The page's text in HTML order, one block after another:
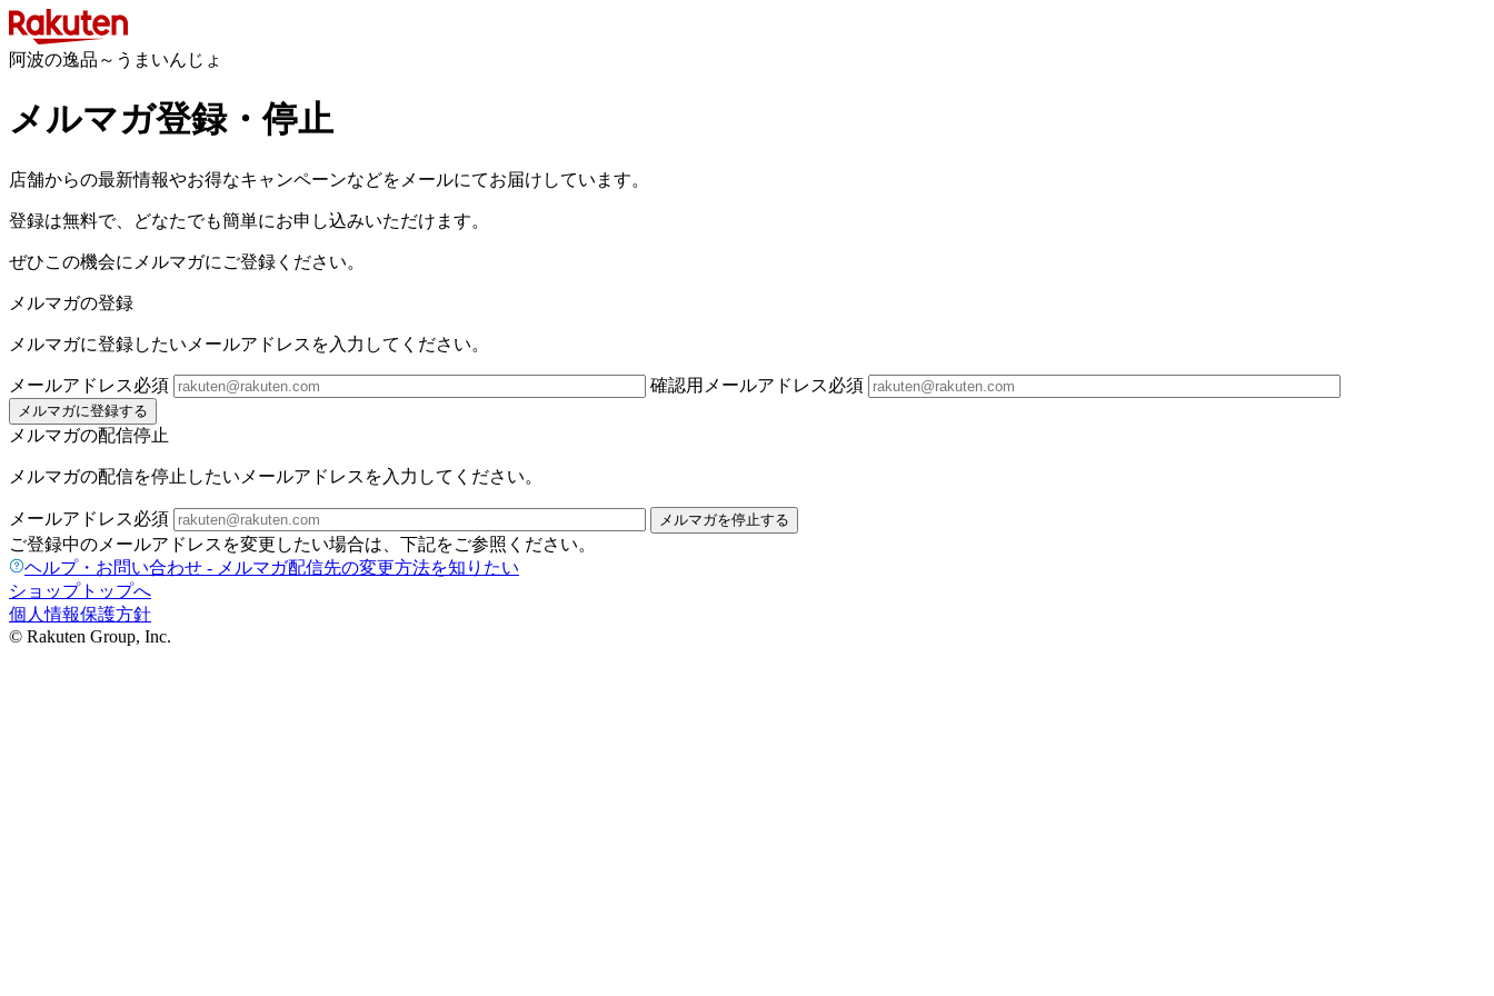
阿波の逸品～うまいんじょ
メルマガ登録・停止
店舗からの最新情報やお得なキャンペーンなどをメールにてお届けしています。
登録は無料で、どなたでも簡単にお申し込みいただけます。
ぜひこの機会にメルマガにご登録ください。
メルマガの登録
メルマガに登録したいメールアドレスを入力してください。
メールアドレス必須 確認用メールアドレス必須
メルマガに登録する
メルマガの配信停止
メルマガの配信を停止したいメールアドレスを入力してください。
メールアドレス必須 メルマガを停止する
ご登録中のメールアドレスを変更したい場合は、下記をご参照ください。
ヘルプ・お問い合わせ - メルマガ配信先の変更方法を知りたい
ショップトップへ
個人情報保護方針
© Rakuten Group, Inc.